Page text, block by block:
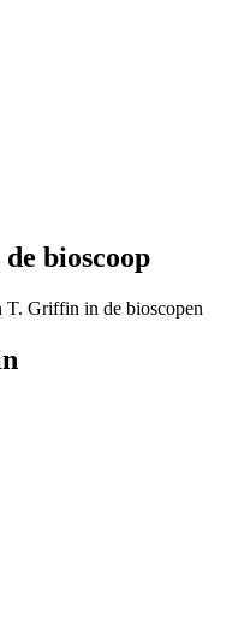
bioscoop
T. Griffin in de bioscopen